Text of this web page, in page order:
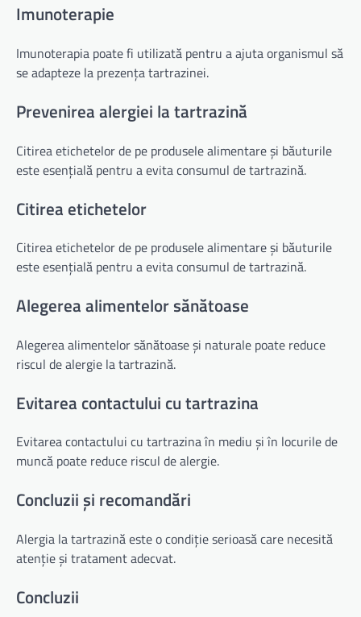
Imunoterapie
Imunoterapia poate fi utilizată pentru a ajuta organismul să
se adapteze la prezența tartrazinei.
Prevenirea alergiei la tartrazină
Citirea etichetelor de pe produsele alimentare și băuturile
este esențială pentru a evita consumul de tartrazină.
Citirea etichetelor
Citirea etichetelor de pe produsele alimentare și băuturile
este esențială pentru a evita consumul de tartrazină.
Alegerea alimentelor sănătoase
Alegerea alimentelor sănătoase și naturale poate reduce
riscul de alergie la tartrazină.
Evitarea contactului cu tartrazina
Evitarea contactului cu tartrazina în mediu și în locurile de
muncă poate reduce riscul de alergie.
Concluzii și recomandări
Alergia la tartrazină este o condiție serioasă care necesită
atenție și tratament adecvat.
Concluzii